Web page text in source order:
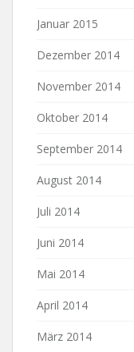
Januar 2015
Dezember 2014
November 2014
Oktober 2014
September 2014
August 2014
Juli 2014
Juni 2014
Mai 2014
April 2014
März 2014